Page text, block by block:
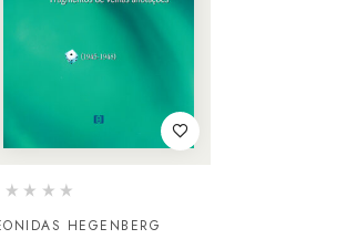
HEGENBERG